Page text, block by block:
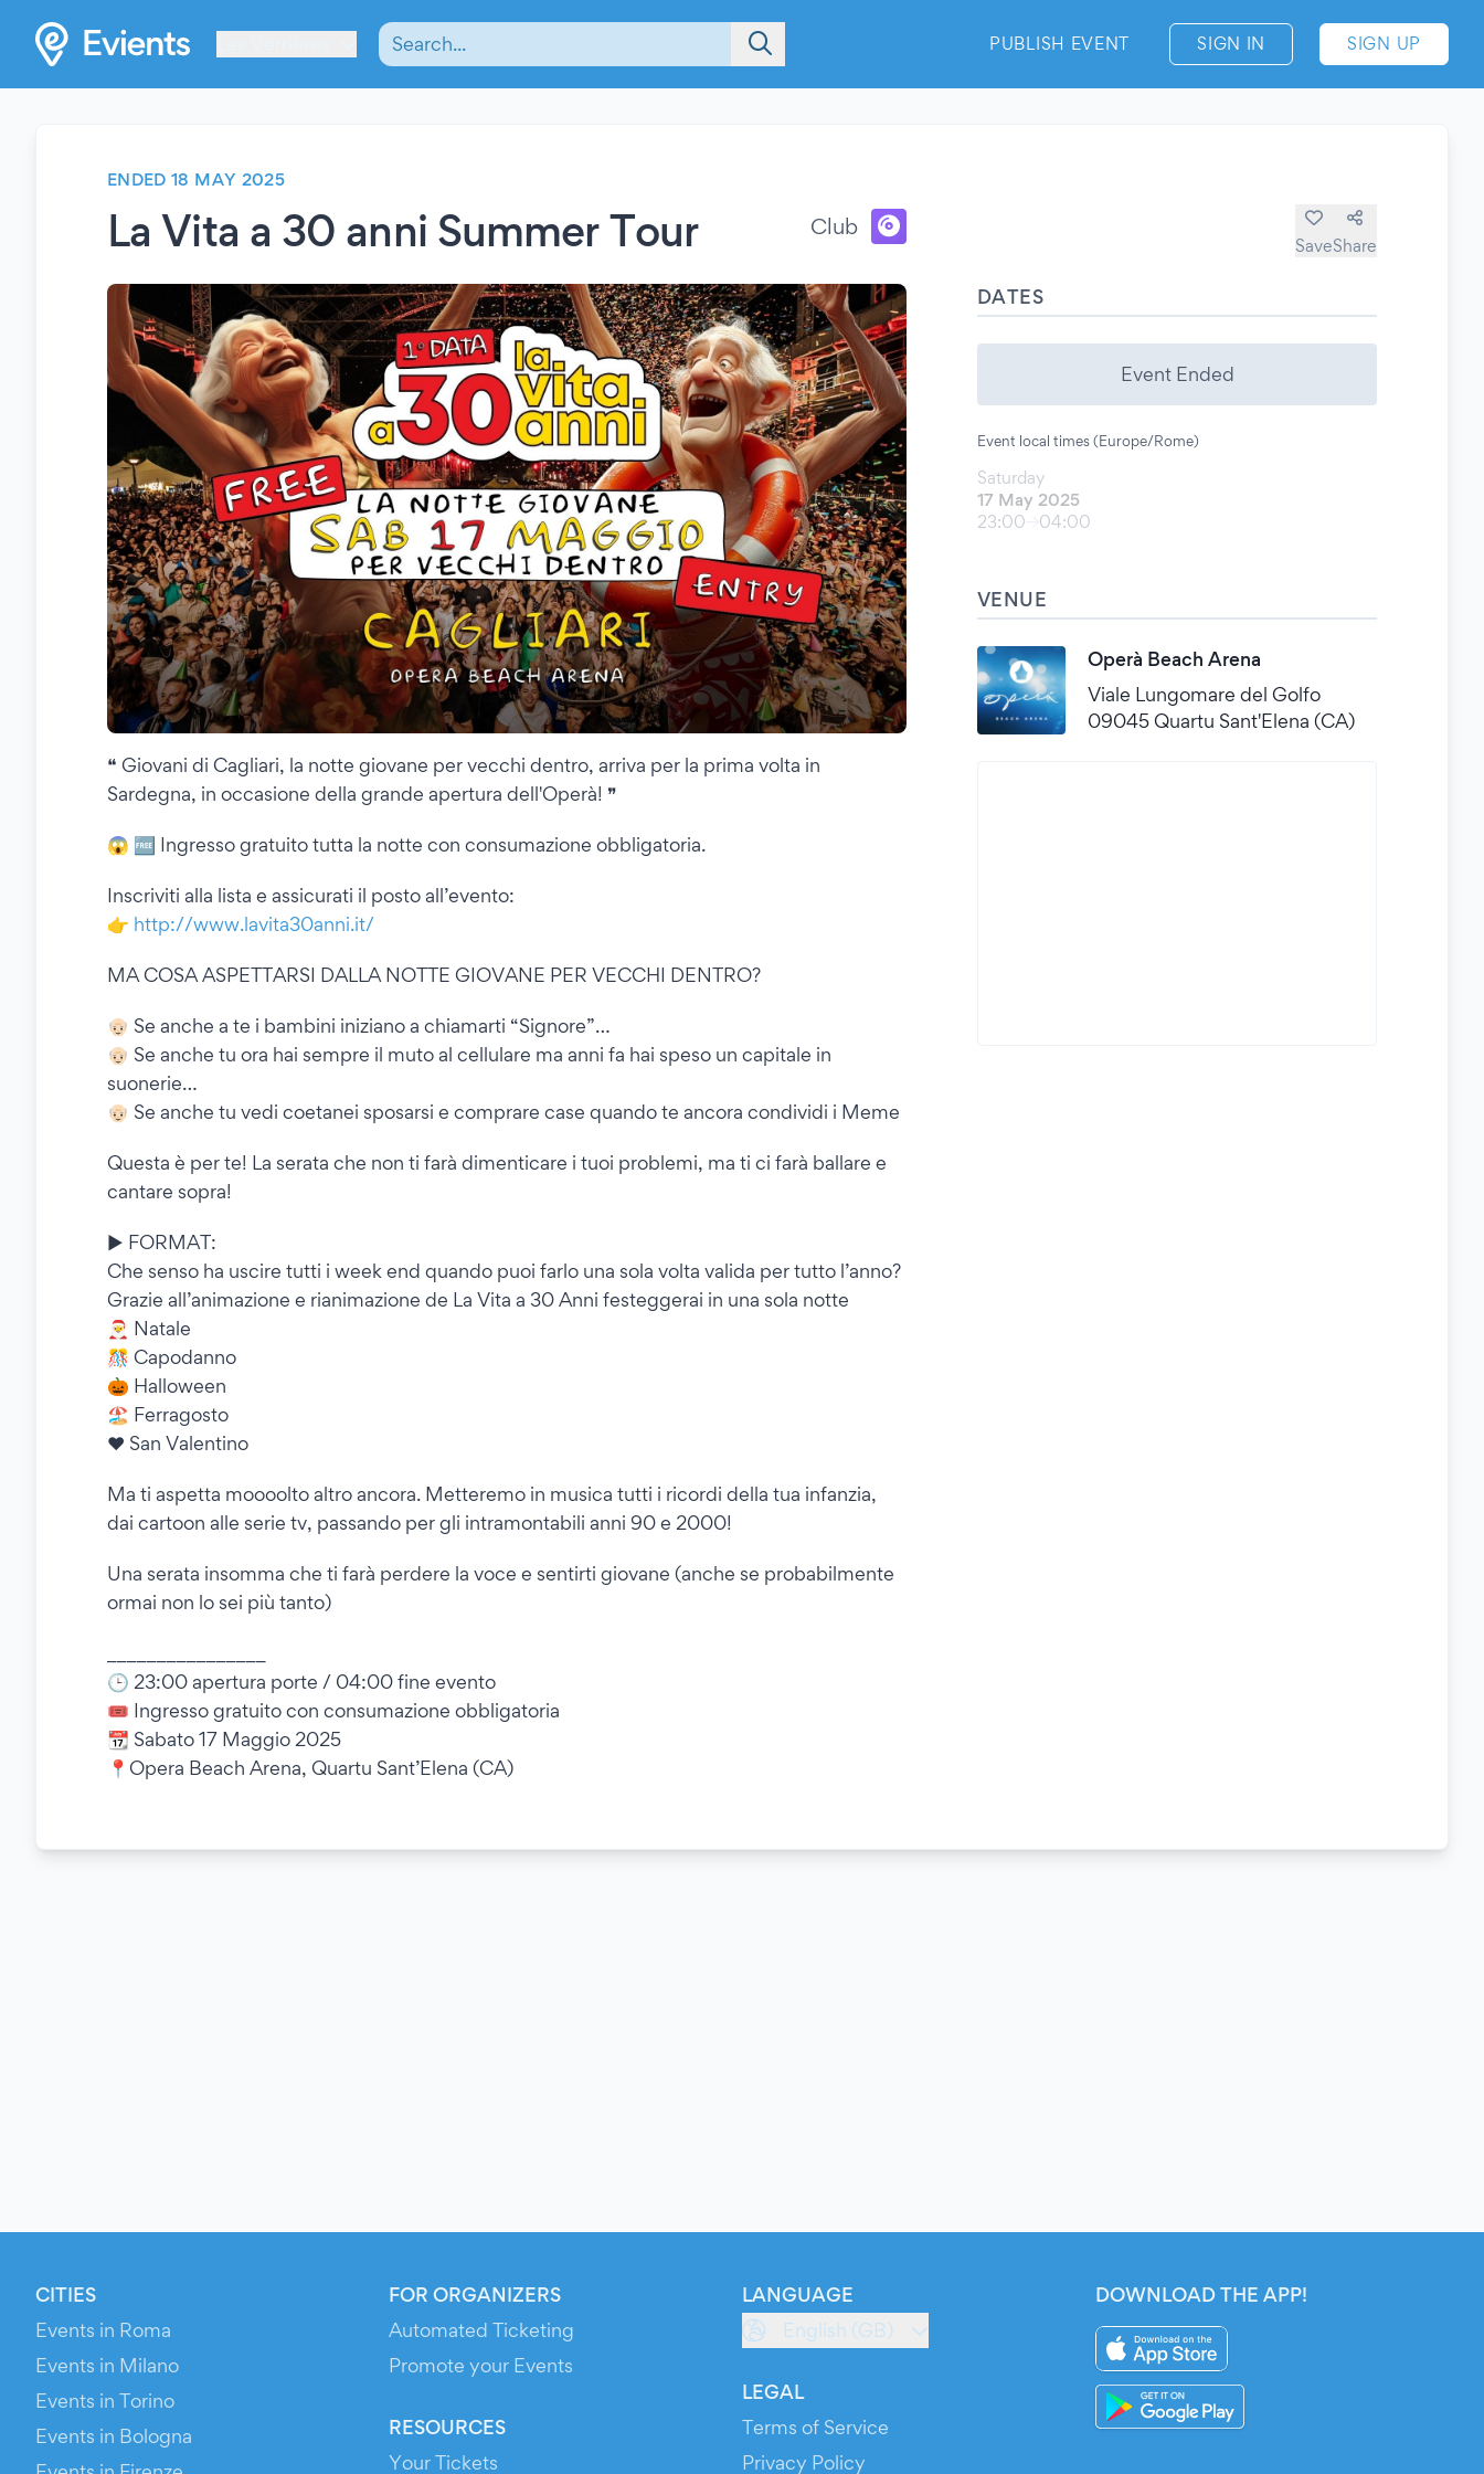
PUBLISH EVENT SIGN IN SIGN UP
ENDED 18 MAY 2025
La Vita a 30 anni Summer Tour Club
SaveShare
❝ Giovani di Cagliari, la notte giovane per vecchi dentro, arriva per la prima volta in
Sardegna, in occasione della grande apertura dell'Operà! ❞
😱 🆓 Ingresso gratuito tutta la notte con consumazione obbligatoria.
Inscriviti alla lista e assicurati il posto all’evento:
👉 http://www.lavita30anni.it/
MA COSA ASPETTARSI DALLA NOTTE GIOVANE PER VECCHI DENTRO?
👴🏻 Se anche a te i bambini iniziano a chiamarti “Signore”…
👴🏻 Se anche tu ora hai sempre il muto al cellulare ma anni fa hai speso un capitale in
suonerie…
👴🏻 Se anche tu vedi coetanei sposarsi e comprare case quando te ancora condividi i Meme
Questa è per te! La serata che non ti farà dimenticare i tuoi problemi, ma ti ci farà ballare e
cantare sopra!
▶️ FORMAT:
Che senso ha uscire tutti i week end quando puoi farlo una sola volta valida per tutto l’anno?
Grazie all’animazione e rianimazione de La Vita a 30 Anni festeggerai in una sola notte
🎅 Natale
🎊 Capodanno
🎃 Halloween
🏖️ Ferragosto
❤️ San Valentino
Ma ti aspetta moooolto altro ancora. Metteremo in musica tutti i ricordi della tua infanzia,
dai cartoon alle serie tv, passando per gli intramontabili anni 90 e 2000!
Una serata insomma che ti farà perdere la voce e sentirti giovane (anche se probabilmente
ormai non lo sei più tanto)
🕒 23:00 apertura porte / 04:00 fine evento
🎟️ Ingresso gratuito con consumazione obbligatoria
📆 Sabato 17 Maggio 2025
📍Opera Beach Arena, Quartu Sant’Elena (CA)
DATES
Event Ended
Event local times (Europe/Rome)
Saturday
17 May 2025
23:00
04:00
VENUE
Operà Beach Arena
Viale Lungomare del Golfo
09045 Quartu Sant'Elena (CA)
CITIES
Events in Roma
Events in Milano
Events in Torino
Events in Bologna
FOR ORGANIZERS
Automated Ticketing
Promote your Events
RESOURCES
Your Tickets
LANGUAGE
English (GB)
LEGAL
Terms of Service
Privacy Policy
DOWNLOAD THE APP!